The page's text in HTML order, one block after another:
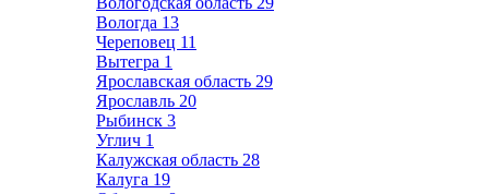
Вологда 13
Череповец 11
Вытегра 1
Ярославская область 29
Ярославль 20
Рыбинск 3
Углич 1
Калужская область 28
Калуга 19